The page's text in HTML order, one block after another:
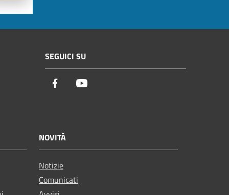
SEGUICI SU
Facebook
NOVITÀ
Notizie
Comunicati